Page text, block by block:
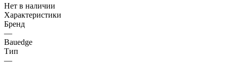
Нет в наличии
Характеристики
Бренд
—
Bauedge
Тип
—